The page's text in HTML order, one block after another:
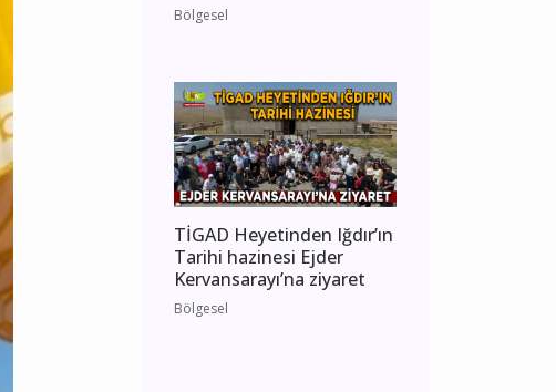
Bölgesel
TİGAD Heyetinden Iğdır’ın
Tarihi hazinesi Ejder
Kervansarayı’na ziyaret
Bölgesel